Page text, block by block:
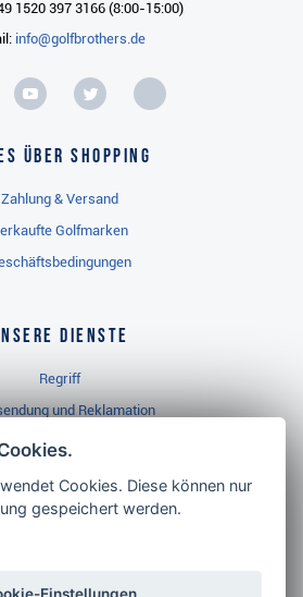
1520 397 3166 (8:00-15:00)
info@golfbrothers.de
über Shopping
Zahlung & Versand
Golfmarken
Dienste
Regriff
und Reklamation
Brothers.de
Neuheiten
Cookies. Diese können nur
gespeichert werden.